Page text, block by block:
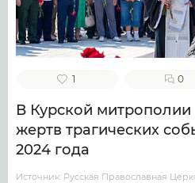
1 0
В Курской митрополии
жертв трагических
2024 года
Источник: Русская Православная